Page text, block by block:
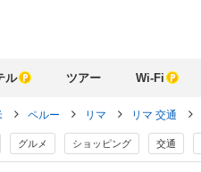
ル ツアー Wi-Fi
ペルー リマ リマ 交通
グルメ ショッピング 交通